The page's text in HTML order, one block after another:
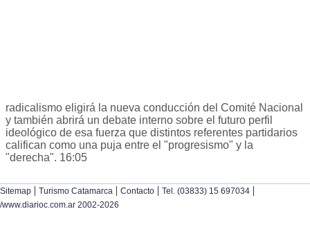
radicalismo eligirá la nueva conducción del Comité Nacional
y también abrirá un debate interno sobre el futuro perfil
ideológico de esa fuerza que distintos referentes partidarios
califican como una puja entre el "progresismo" y la
"derecha". 16:05
Sitemap | Turismo Catamarca | Contacto | Tel. (03833) 15 697034 |
/www.diarioc.com.ar 2002-2026